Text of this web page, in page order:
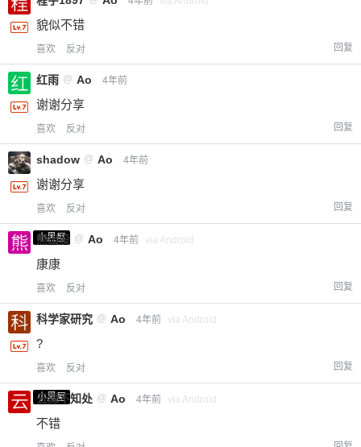
2 元 5 元
貌似不错
喜欢 反对 回复
红雨 @ Ao 4年前
谢谢分享
喜欢 反对 回复
shadow @ Ao 4年前
谢谢分享
喜欢 反对 回复
小黑屋
熊出没 @ Ao 4年前 via Android
康康
喜欢 反对 回复
科学家研究 @ Ao 4年前 via Android
?
喜欢 反对 回复
小黑屋
云深不知处 @ Ao 4年前 via Android
不错